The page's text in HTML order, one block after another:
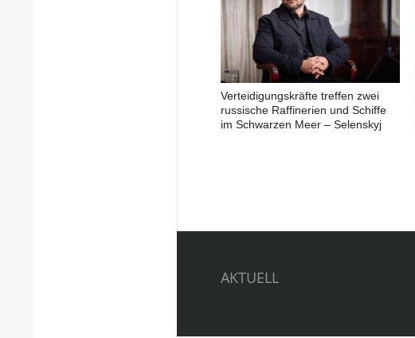
Verteidigungskräfte treffen zwei
russische Raffinerien und Schiffe
im Schwarzen Meer – Selenskyj
AKTUELL